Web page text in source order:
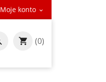
Moje konto 
 (0)